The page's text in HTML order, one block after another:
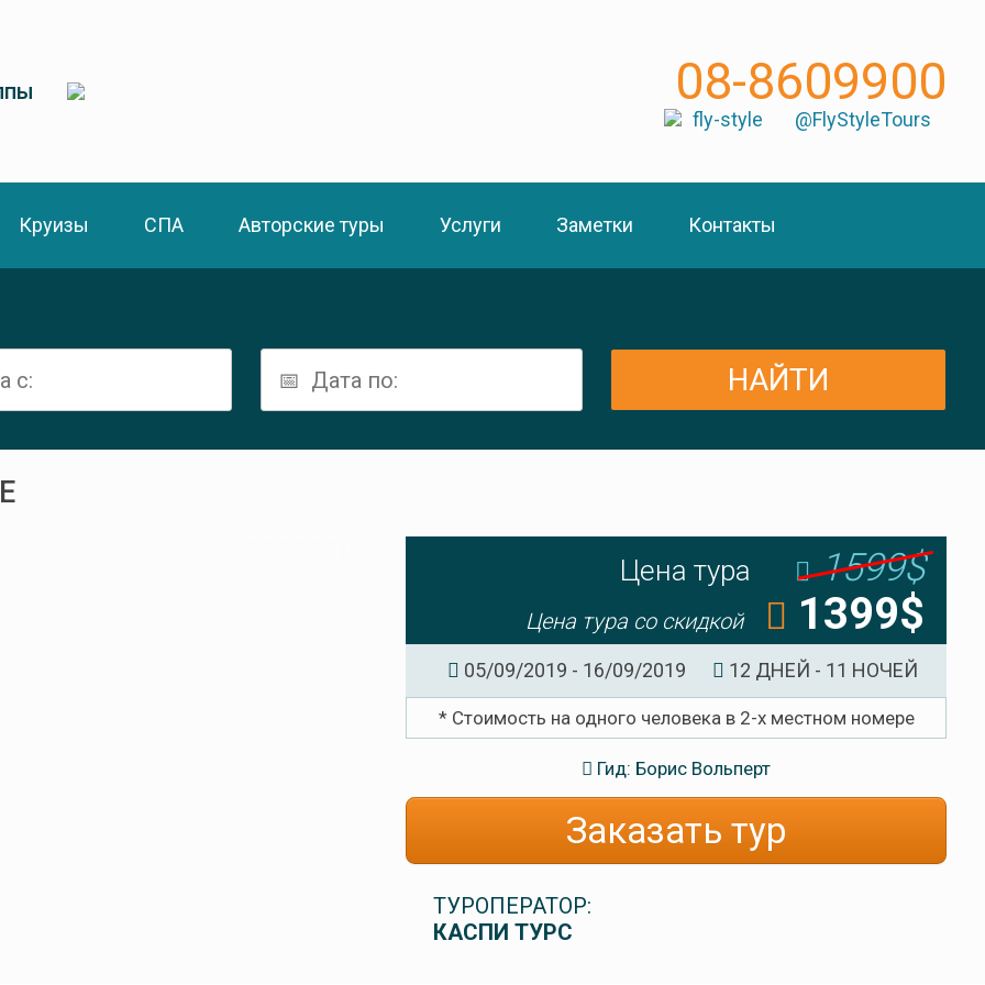
08-8609900
fly-style @FlyStyleTours
Круизы СПА Авторские туры Услуги Заметки Контакты
Цена тура 1599$
Цена тура со скидкой 1399$
05/09/2019 - 16/09/2019 12 ДНЕЙ - 11 НОЧЕЙ
* Стоимость на одного человека в 2-х местном номере
Гид: Борис Вольперт
Заказать тур
ТУРОПЕРАТОР:
КАСПИ ТУРС